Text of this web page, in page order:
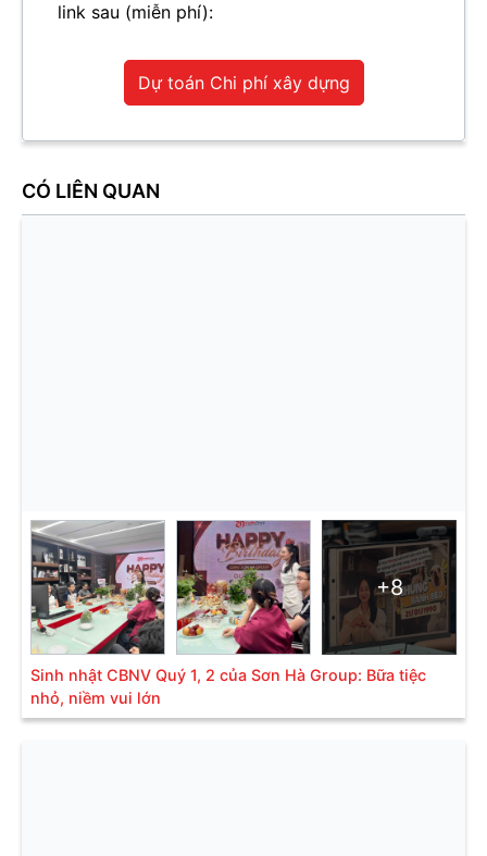
link sau (miễn phí):
Dự toán Chi phí xây dựng
CÓ LIÊN QUAN
+8
Sinh nhật CBNV Quý 1, 2 của Sơn Hà Group: Bữa tiệc
nhỏ, niềm vui lớn